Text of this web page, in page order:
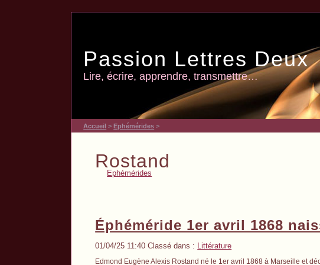
Passion Lettres Deux
Lire, écrire, apprendre, transmettre…
Accueil >Ephémérides >
Rostand
Ephémérides
Éphéméride 1er avril 1868
01/04/25 11:40 Classé dans : Littérature
Edmond Eugène Alexis Rostand né le 1er avril 1868 à Marseille et